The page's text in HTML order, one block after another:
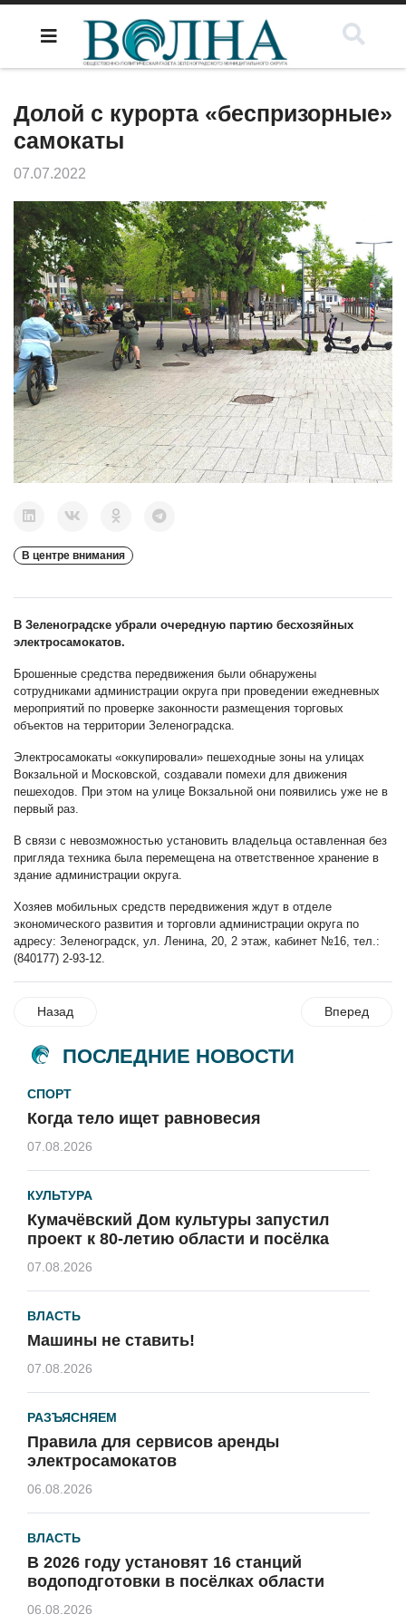
Долой с курорта «беспризорные»
самокаты
07.07.2022
В центре внимания
В Зеленоградске убрали очередную партию бесхозяйных
электросамокатов.
Брошенные средства передвижения были обнаружены
сотрудниками администрации округа при проведении ежедневных
мероприятий по проверке законности размещения торговых
объектов на территории Зеленоградска.
Электросамокаты «оккупировали» пешеходные зоны на улицах
Вокзальной и Московской, создавали помехи для движения
пешеходов. При этом на улице Вокзальной они появились уже не в
первый раз.
В связи с невозможностью установить владельца оставленная без
пригляда техника была перемещена на ответственное хранение в
здание администрации округа.
Хозяев мобильных средств передвижения ждут в отделе
экономического развития и торговли администрации округа по
адресу: Зеленоградск, ул. Ленина, 20, 2 этаж, кабинет №16, тел.:
(840177) 2-93-12.
Назад Вперед
ПОСЛЕДНИЕ НОВОСТИ
СПОРТ
Когда тело ищет равновесия
07.08.2026
КУЛЬТУРА
Кумачёвский Дом культуры запустил
проект к 80-летию области и посёлка
07.08.2026
ВЛАСТЬ
Машины не ставить!
07.08.2026
РАЗЪЯСНЯЕМ
Правила для сервисов аренды
электросамокатов
06.08.2026
ВЛАСТЬ
В 2026 году установят 16 станций
водоподготовки в посёлках области
06.08.2026